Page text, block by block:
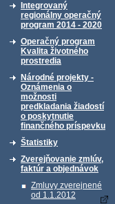
Integrovaný
regionálny operačný
program 2014 - 2020
Operačný program
Kvalita životného
prostredia
Národné projekty -
Oznámenia o
možnosti
predkladania žiadostí
o poskytnutie
finančného príspevku
Štatistiky
Zverejňovanie zmlúv,
faktúr a objednávok
Zmluvy zverejnené
od 1.1.2012